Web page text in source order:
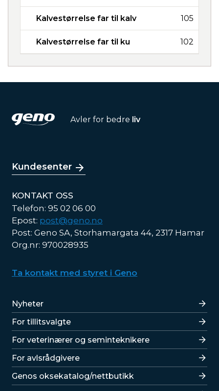
Kalvestørrelse far til kalv 105
Kalvestørrelse far til ku 102
Avler for bedre liv
Kundesenter
KONTAKT OSS
Telefon: 95 02 06 00
Epost: post@geno.no
Post: Geno SA, Storhamargata 44, 2317 Hamar
Org.nr: 970028935
Ta kontakt med styret i Geno
Lenker
Nyheter
For tillitsvalgte
For veterinærer og seminteknikere
For avlsrådgivere
Lenker
Genos oksekatalog/nettbutikk